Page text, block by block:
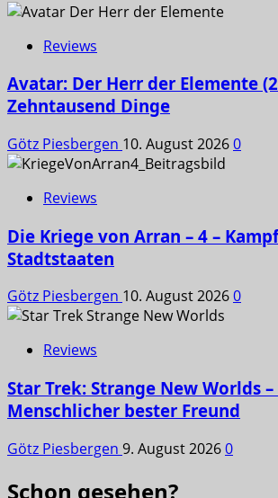
Reviews
Avatar: Der Herr der Elemente
Zehntausend Dinge
Götz Piesbergen 10. August 20260
Reviews
Die Kriege von Arran – 4 –
Stadtstaaten
Götz Piesbergen 10. August 20260
Reviews
Star Trek: Strange New Worlds –
Menschlicher bester Freund
Götz Piesbergen 9. August 20260
Schon gesehen?